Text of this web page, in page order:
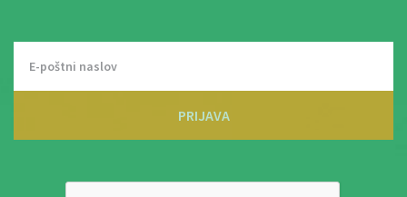
PRIJAVA